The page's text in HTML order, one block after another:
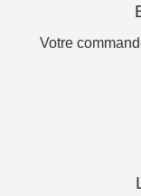
Votre